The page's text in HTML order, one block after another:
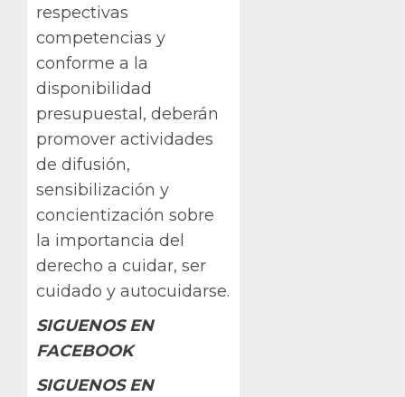
respectivas
competencias y
conforme a la
disponibilidad
presupuestal, deberán
promover actividades
de difusión,
sensibilización y
concientización sobre
la importancia del
derecho a cuidar, ser
cuidado y autocuidarse.
SIGUENOS EN
FACEBOOK
SIGUENOS EN